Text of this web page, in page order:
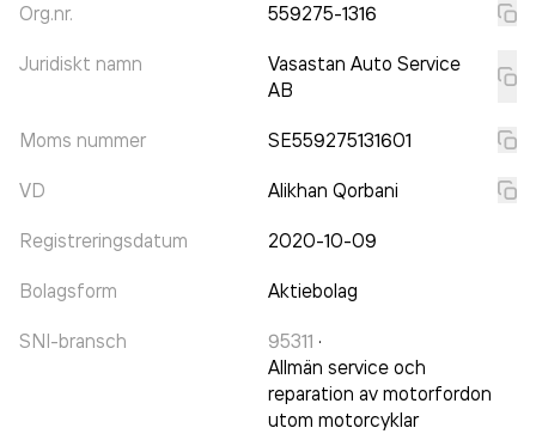
Org.nr. 559275-1316
Juridiskt namn
Vasastan Auto Service
AB
Moms nummer SE559275131601
VD Alikhan Qorbani
Registreringsdatum 2020-10-09
Bolagsform Aktiebolag
SNI-bransch 95311 ·
Allmän service och
reparation av motorfordon
utom motorcyklar